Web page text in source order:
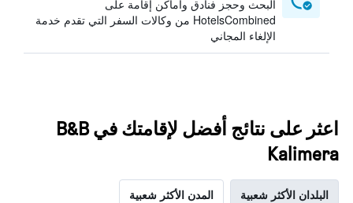
البحث وحجز فنادق وأماكن إقامة على
HotelsCombined من وكالات السفر التي تقدم خدمة
الإلغاء المجاني
اعثر على نتائج أفضل لإقامتك في B&B
Kalimera
البلدان الأكثر شعبية المدن الأكثر شعبية